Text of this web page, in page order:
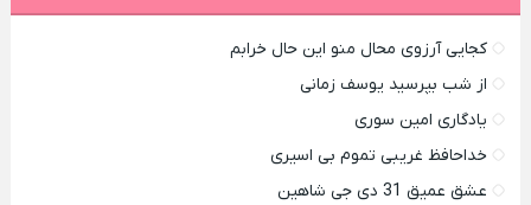
کجایی آرزوی محال منو این حال خرابم
از شب بپرسید یوسف زمانی
یادگاری امین سوری
خداحافظ غریبی تموم بی اسیری
عشق عمیق 31 دی جی شاهین